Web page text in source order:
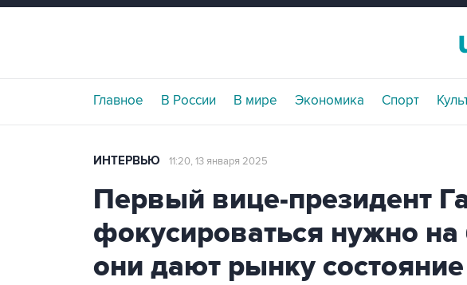
Главное В России В мире Экономика Спорт
ИНТЕРВЬЮ 11:20, 13 января 2025
Первый вице-президент
фокусироваться нужно
они дают рынку